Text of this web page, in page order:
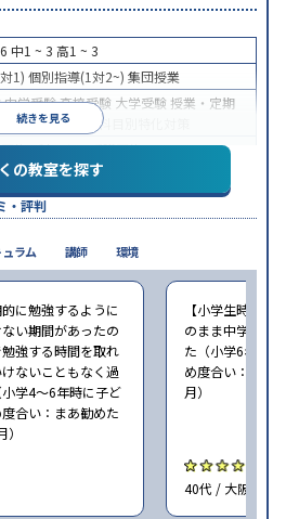
続きを見る
中1 ~ 3 高1 ~ 3
1) 個別指導(1対2~) 集団授業
中学受験高校受験 大学受験 授業・定期
学習習慣の定着
科目別特化対策
能1科目から受講可能
学年の集団塾アンケート調査方法
の教室を探す
・評判
に勉強するように
い期間があったの
強する時間を取れ
ないこともなく過
学4〜6年時に子ど
合い：まあ勧めた
【小学生時の通
のまま中学でも
た（小学6年時
め度合い：まあ
月）
40代 / 大阪府 女
ラム 講師 環境